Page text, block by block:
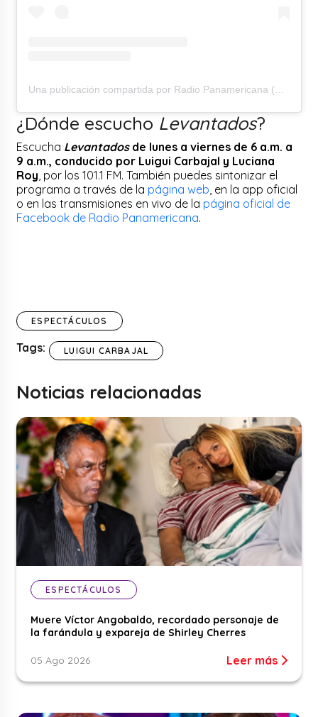
¿Dónde escucho Levantados?
Escucha Levantadosde lunes a viernes de 6 a.m. a
9 a.m., conducido por Luigui Carbajal y Luciana
Roy, por los 101.1 FM. También puedes sintonizar el
programa a través de la página web, en la app oficial
o en las transmisiones en vivo de la página oficial de
Facebook de Radio Panamericana.
ESPECTÁCULOS
Tags: LUIGUI CARBAJAL
Noticias relacionadas
ESPECTÁCULOS
Muere Víctor Angobaldo, recordado personaje de
la farándula y expareja de Shirley Cherres
05 Ago 2026 Leer más